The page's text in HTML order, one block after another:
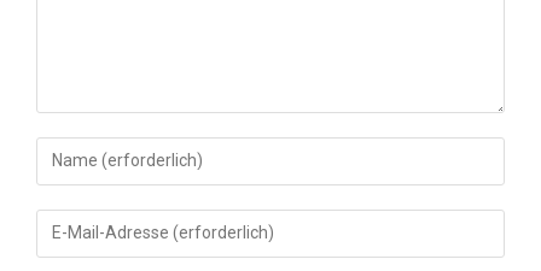
Gib
deinen
Namen
oder
Gib
deine